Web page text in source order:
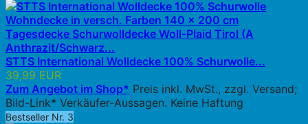
STTS International Wolldecke 100% Schurwolle...
39,99 EUR
Zum Angebot im Shop* Preis inkl. MwSt., zzgl. Versand;
Bild-Link* Verkäufer-Aussagen. Keine Haftung
Bestseller Nr. 3